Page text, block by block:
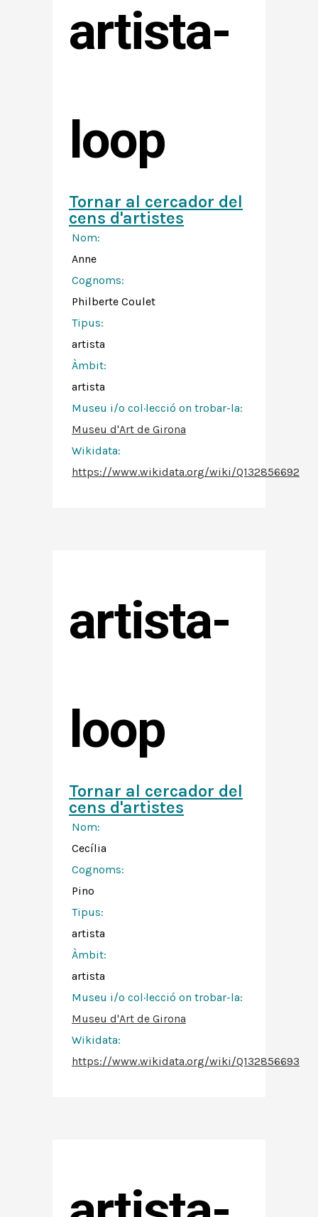
artista-
loop
Tornar al cercador del
cens d'artistes
Nom:
Anne
Cognoms:
Philberte Coulet
Tipus:
artista
Àmbit:
artista
Museu i/o col·lecció on trobar-la:
Museu d'Art de Girona
Wikidata:
https://www.wikidata.org/wiki/Q132856692
artista-
loop
Tornar al cercador del
cens d'artistes
Nom:
Cecília
Cognoms:
Pino
Tipus:
artista
Àmbit:
artista
Museu i/o col·lecció on trobar-la:
Museu d'Art de Girona
Wikidata:
https://www.wikidata.org/wiki/Q132856693